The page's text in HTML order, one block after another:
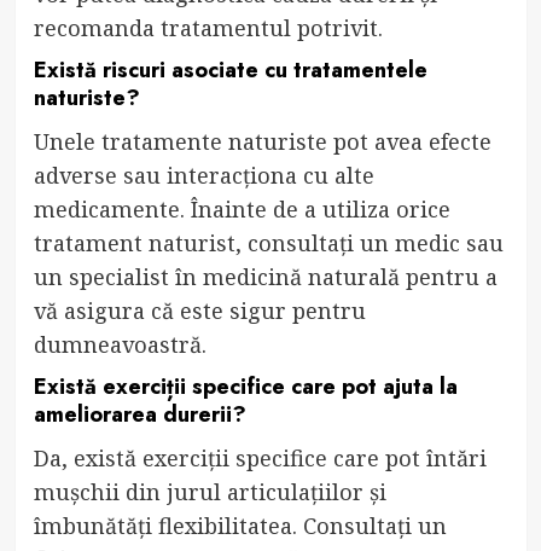
recomanda tratamentul potrivit.
Există riscuri asociate cu tratamentele
naturiste?
Unele tratamente naturiste pot avea efecte
adverse sau interacționa cu alte
medicamente. Înainte de a utiliza orice
tratament naturist, consultați un medic sau
un specialist în medicină naturală pentru a
vă asigura că este sigur pentru
dumneavoastră.
Există exerciții specifice care pot ajuta la
ameliorarea durerii?
Da, există exerciții specifice care pot întări
mușchii din jurul articulațiilor și
îmbunătăți flexibilitatea. Consultați un